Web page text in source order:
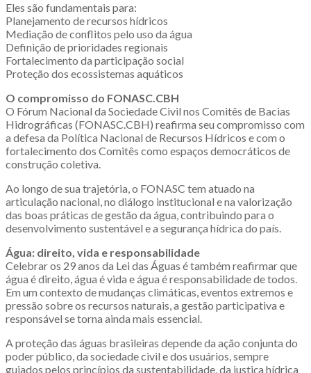
Eles são fundamentais para:
Planejamento de recursos hídricos
Mediação de conflitos pelo uso da água
Definição de prioridades regionais
Fortalecimento da participação social
Proteção dos ecossistemas aquáticos
O compromisso do FONASC.CBH
O Fórum Nacional da Sociedade Civil nos Comitês de Bacias
Hidrográficas (FONASC.CBH) reafirma seu compromisso com
a defesa da Política Nacional de Recursos Hídricos e com o
fortalecimento dos Comitês como espaços democráticos de
construção coletiva.
Ao longo de sua trajetória, o FONASC tem atuado na
articulação nacional, no diálogo institucional e na valorização
das boas práticas de gestão da água, contribuindo para o
desenvolvimento sustentável e a segurança hídrica do país.
Água: direito, vida e responsabilidade
Celebrar os 29 anos da Lei das Águas é também reafirmar que
água é direito, água é vida e água é responsabilidade de todos.
Em um contexto de mudanças climáticas, eventos extremos e
pressão sobre os recursos naturais, a gestão participativa e
responsável se torna ainda mais essencial.
A proteção das águas brasileiras depende da ação conjunta do
poder público, da sociedade civil e dos usuários, sempre
guiados pelos princípios da sustentabilidade, da justiça hídrica